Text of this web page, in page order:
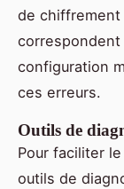
de
correspondent
configuration
ces erreurs.
Outils de
Pour faciliter le
outils de